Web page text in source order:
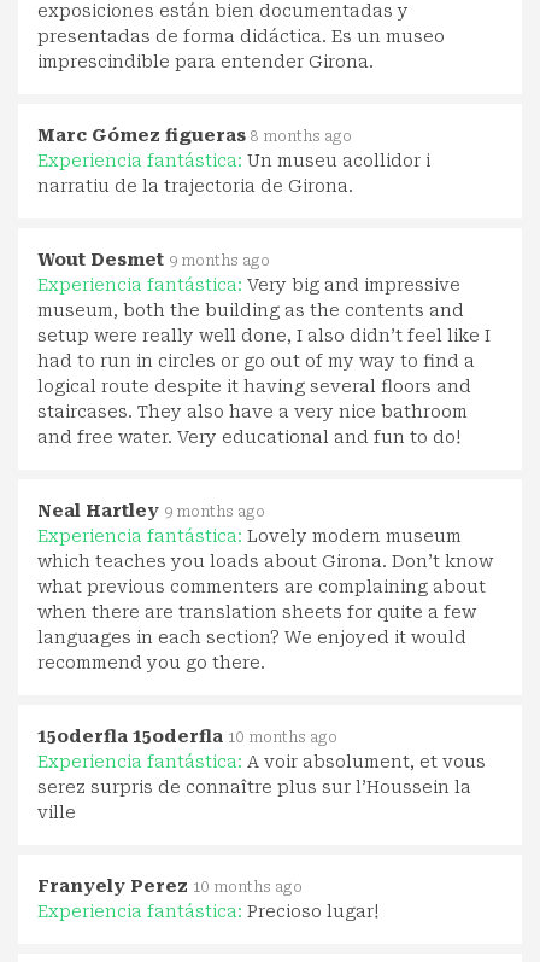
exposiciones están bien documentadas y
presentadas de forma didáctica. Es un museo
imprescindible para entender Girona.
Marc Gómez figueras 8 months ago
Experiencia fantástica: Un museu acollidor i
narratiu de la trajectoria de Girona.
Wout Desmet 9 months ago
Experiencia fantástica: Very big and impressive
museum, both the building as the contents and
setup were really well done, I also didn’t feel like I
had to run in circles or go out of my way to find a
logical route despite it having several floors and
staircases. They also have a very nice bathroom
and free water. Very educational and fun to do!
Neal Hartley 9 months ago
Experiencia fantástica: Lovely modern museum
which teaches you loads about Girona. Don’t know
what previous commenters are complaining about
when there are translation sheets for quite a few
languages in each section? We enjoyed it would
recommend you go there.
15oderfla 15oderfla 10 months ago
Experiencia fantástica: A voir absolument, et vous
serez surpris de connaître plus sur l’Houssein la
ville
Franyely Perez 10 months ago
Experiencia fantástica: Precioso lugar!